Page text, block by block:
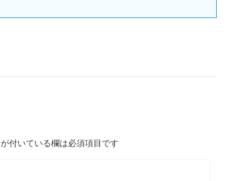
が付いている欄は必須項目です